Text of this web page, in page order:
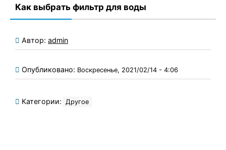
Как выбрать фильтр для воды
Автор: admin
Опубликовано: Воскресенье, 2021/02/14 - 4:06
Категории: Другое